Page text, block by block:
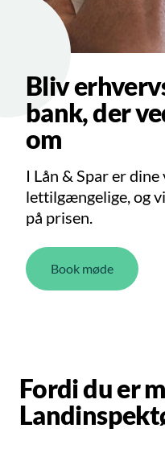
Bliv
bank, der
om
I Lån & Spar er
lettilgængelige, og
på prisen.
Book møde
Fordi du er